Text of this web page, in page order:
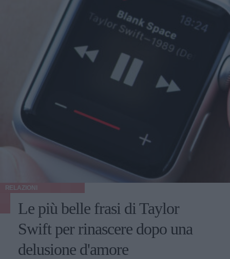
RELAZIONI
Le più belle frasi di Taylor
Swift per rinascere dopo una
delusione d'amore